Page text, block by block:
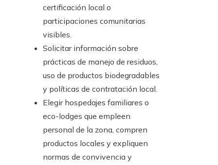
certificación local o
participaciones comunitarias
visibles.
Solicitar información sobre
prácticas de manejo de residuos,
uso de productos biodegradables
y políticas de contratación local.
Elegir hospedajes familiares o
eco-lodges que empleen
personal de la zona, compren
productos locales y expliquen
normas de convivencia y